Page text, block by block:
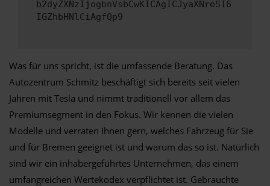
b2dyZXNzIjogbnVsbCwKICAgICJyaXNreSI6
IGZhbHNlCiAgfQp9
Was für uns spricht, ist die umfassende Beratung. Das
Autozentrum Schmitz beschäftigt sich bereits seit vielen
Jahren mit Tesla und nimmt traditionell vor allem das
Premiumsegment in den Fokus. Wir kennen die vielen
Modelle und verraten Ihnen gern, welches Fahrzeug für Sie
und für Bremen geeignet ist und warum das so ist. Natürlich
sind wir ein inhabergeführtes Unternehmen, das einem
umfangreichen Wertekodex verpflichtet ist. Gebrauchte